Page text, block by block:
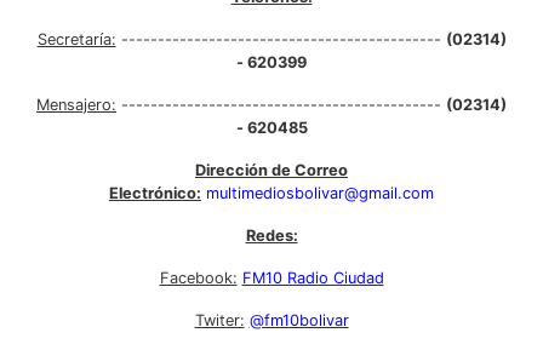
Secretaría: -------------------------------------------- (02314)
- 620399
Mensajero: -------------------------------------------- (02314)
- 620485
Dirección de Correo
Electrónico: multimediosbolivar@gmail.com
Redes:
Facebook: FM10 Radio Ciudad
Twiter: @fm10bolivar